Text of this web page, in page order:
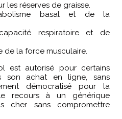
les réserves de graisse.
basal et de la
respiratoire et de
de la force musculaire.
est autorisé pour certains
son achat en ligne, sans
démocratisé pour la
recours à un générique
cher sans compromettre